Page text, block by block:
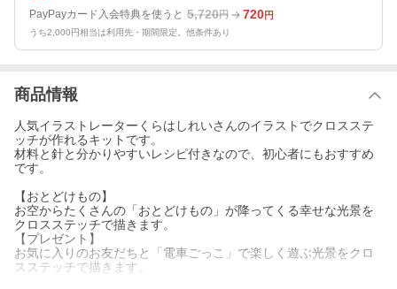
PayPayカード入会特典を使うと 5,720円 720円
うち2,000円相当は利用先・期間限定。他条件あり
商品情報
人気イラストレーターくらはしれいさんのイラストでクロスステ
ッチが作れるキットです。
材料と針と分かりやすいレシピ付きなので、初心者にもおすすめ
です。
【おとどけもの】
お空からたくさんの「おとどけもの」が降ってくる幸せな光景を
クロスステッチで描きます。
【プレゼント】
お気に入りのお友だちと「電車ごっこ」で楽しく遊ぶ光景をクロ
スステッチで描きます。